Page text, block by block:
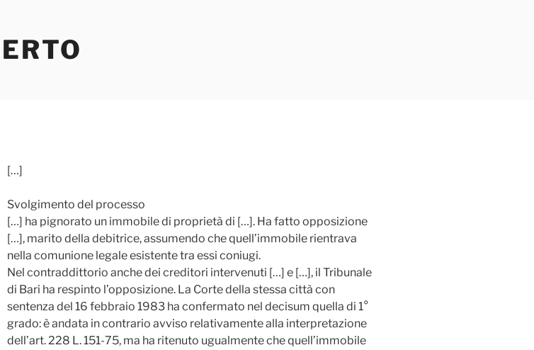
[…]
Svolgimento del processo
[…] ha pignorato un immobile di proprietà di […]. Ha fatto opposizione
[…], marito della debitrice, assumendo che quell’immobile rientrava
nella comunione legale esistente tra essi coniugi.
Nel contraddittorio anche dei creditori intervenuti […] e […], il Tribunale
di Bari ha respinto l’opposizione. La Corte della stessa città con
sentenza del 16 febbraio 1983 ha confermato nel decisum quella di 1°
grado: è andata in contrario avviso relativamente alla interpretazione
dell’art. 228 L. 151-75, ma ha ritenuto ugualmente che quell’immobile